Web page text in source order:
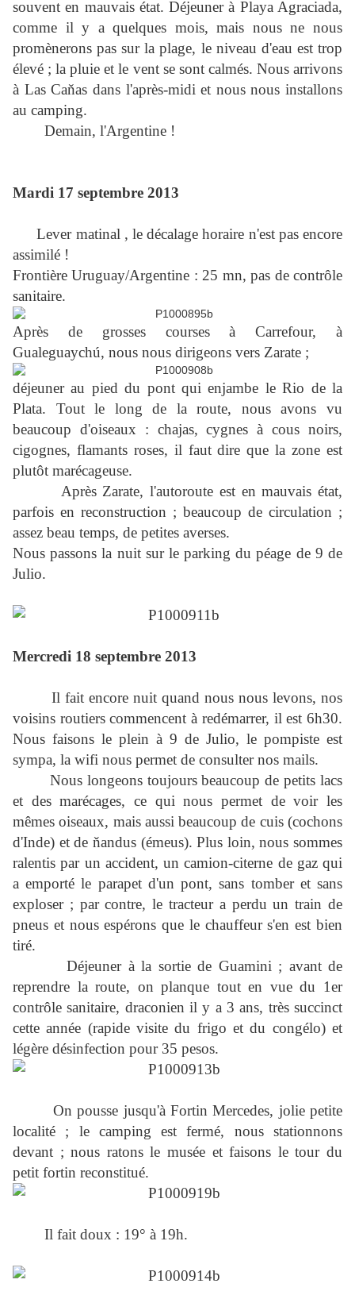
souvent en mauvais état. Déjeuner à Playa Agraciada,
comme il y a quelques mois, mais nous ne nous
promènerons pas sur la plage, le niveau d'eau est trop
élevé ; la pluie et le vent se sont calmés. Nous arrivons
à Las Caňas dans l'après-midi et nous nous installons
au camping.
Demain, l'Argentine !
Mardi 17 septembre 2013
Lever matinal , le décalage horaire n'est pas encore
assimilé !
Frontière Uruguay/Argentine : 25 mn, pas de contrôle
sanitaire.
Après de grosses courses à Carrefour, à
Gualeguaychú, nous nous dirigeons vers Zarate ;
déjeuner au pied du pont qui enjambe le Rio de la
Plata. Tout le long de la route, nous avons vu
beaucoup d'oiseaux : chajas, cygnes à cous noirs,
cigognes, flamants roses, il faut dire que la zone est
plutôt marécageuse.
Après Zarate, l'autoroute est en mauvais état,
parfois en reconstruction ; beaucoup de circulation ;
assez beau temps, de petites averses.
Nous passons la nuit sur le parking du péage de 9 de
Julio.
Mercredi 18 septembre 2013
Il fait encore nuit quand nous nous levons, nos
voisins routiers commencent à redémarrer, il est 6h30.
Nous faisons le plein à 9 de Julio, le pompiste est
sympa, la wifi nous permet de consulter nos mails.
Nous longeons toujours beaucoup de petits lacs
et des marécages, ce qui nous permet de voir les
mêmes oiseaux, mais aussi beaucoup de cuis (cochons
d'Inde) et de ňandus (émeus). Plus loin, nous sommes
ralentis par un accident, un camion-citerne de gaz qui
a emporté le parapet d'un pont, sans tomber et sans
exploser ; par contre, le tracteur a perdu un train de
pneus et nous espérons que le chauffeur s'en est bien
tiré.
Déjeuner à la sortie de Guamini ; avant de
reprendre la route, on planque tout en vue du 1er
contrôle sanitaire, draconien il y a 3 ans, très succinct
cette année (rapide visite du frigo et du congélo) et
légère désinfection pour 35 pesos.
On pousse jusqu'à Fortin Mercedes, jolie petite
localité ; le camping est fermé, nous stationnons
devant ; nous ratons le musée et faisons le tour du
petit fortin reconstitué.
Il fait doux : 19° à 19h.